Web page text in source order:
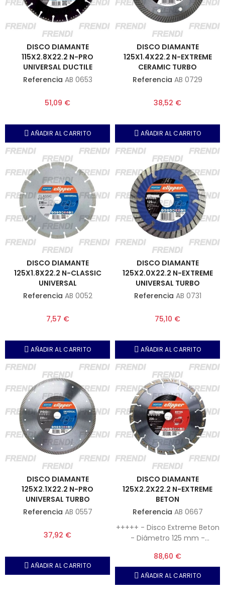
DISCO DIAMANTE
115X2.8X22.2 N-PRO
UNIVERSAL DUCTILE
Referencia AB 0653
51,09 €
AÑADIR AL CARRITO
DISCO DIAMANTE
125X1.4X22.2 N-EXTREME
CERAMIC TURBO
Referencia AB 0729
38,52 €
AÑADIR AL CARRITO
DISCO DIAMANTE
125X1.8X22.2 N-CLASSIC
UNIVERSAL
Referencia AB 0052
7,57 €
AÑADIR AL CARRITO
DISCO DIAMANTE
125X2.0X22.2 N-EXTREME
UNIVERSAL TURBO
Referencia AB 0731
75,10 €
AÑADIR AL CARRITO
DISCO DIAMANTE
125X2.1X22.2 N-PRO
UNIVERSAL TURBO
Referencia AB 0557
37,92 €
AÑADIR AL CARRITO
DISCO DIAMANTE
125X2.2X22.2 N-EXTREME
BETON
Referencia AB 0667
+++++ - Disco Extreme Beton
- Diámetro 125 mm -
armado
88,60 €
AÑADIR AL CARRITO